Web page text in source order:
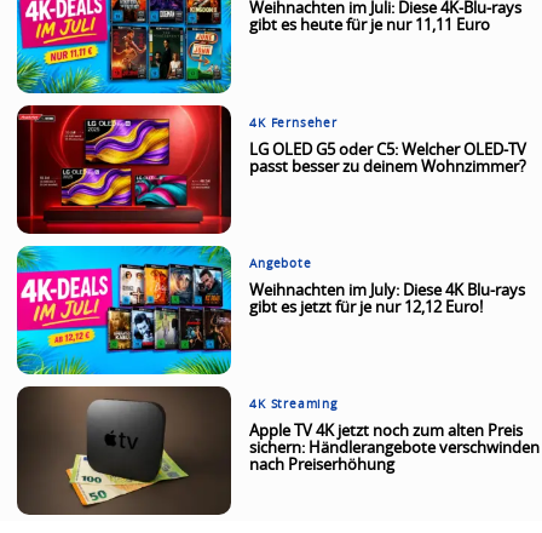
Weihnachten im Juli: Diese 4K-Blu-rays
gibt es heute für je nur 11,11 Euro
4K Fernseher
LG OLED G5 oder C5: Welcher OLED-TV
passt besser zu deinem Wohnzimmer?
Angebote
Weihnachten im July: Diese 4K Blu-rays
gibt es jetzt für je nur 12,12 Euro!
4K Streaming
Apple TV 4K jetzt noch zum alten Preis
sichern: Händlerangebote verschwinden
nach Preiserhöhung